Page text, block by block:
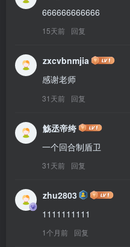
666666666666
15天前 回复
zxcvbnmjia
感谢老师
31天前 回复
觞丞帝绔
一个回合制盾卫
31天前 回复
zhu2803
1111111111
1个月前 回复